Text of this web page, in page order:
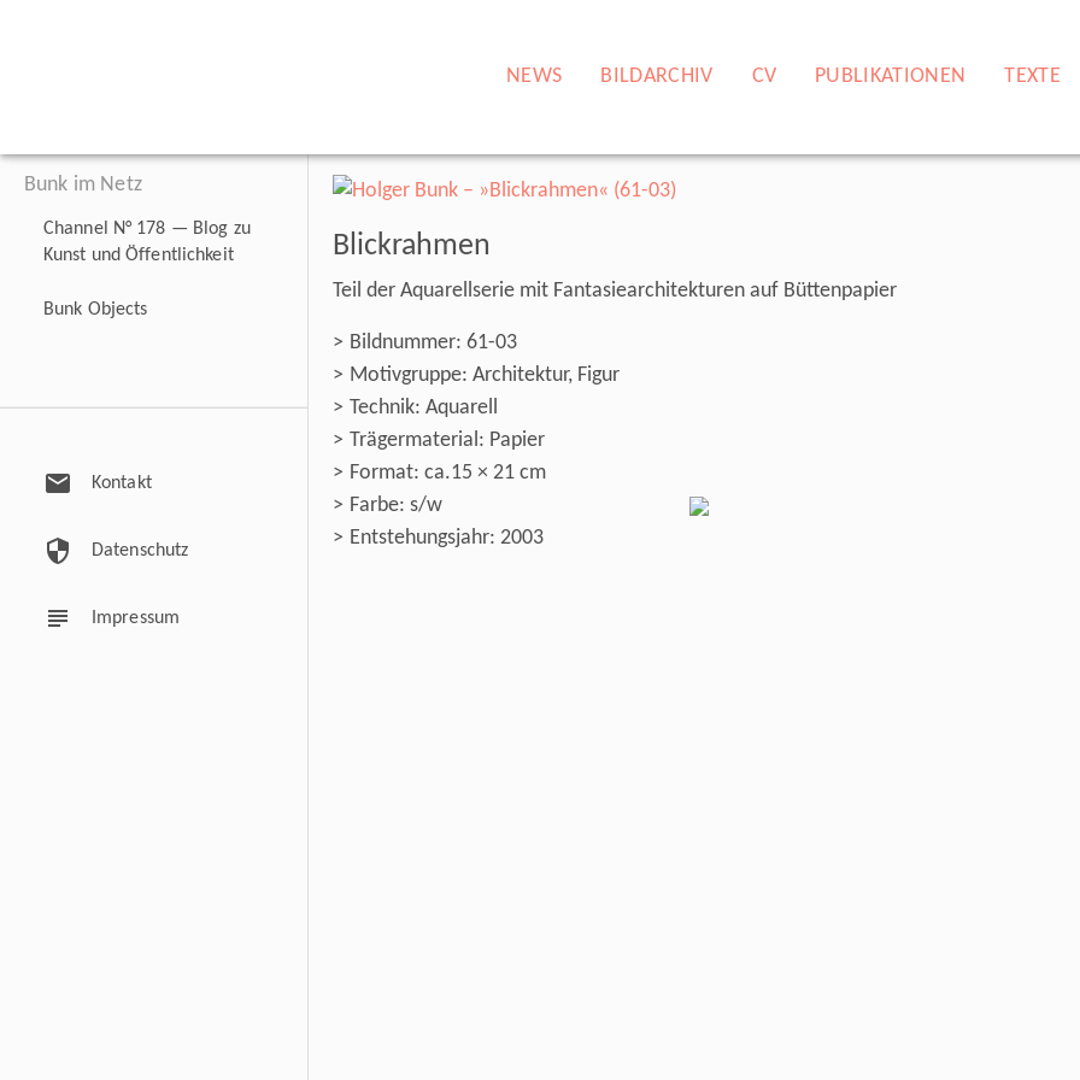
NEWS BILDARCHIV CV PUBLIKATIONEN TEXTE
Bunk im Netz
Channel N° 178 — Blog zu
Kunst und Öffentlichkeit
Bunk Objects
mail Kontakt
security Datenschutz
subject Impressum
Blickrahmen
Teil der Aquarellserie mit Fantasiearchitekturen auf Büttenpapier
Bildnummer: 61-03
Motivgruppe: Architektur, Figur
Technik: Aquarell
Trägermaterial: Papier
Format: ca.15 × 21 cm
Farbe: s/w
Entstehungsjahr: 2003